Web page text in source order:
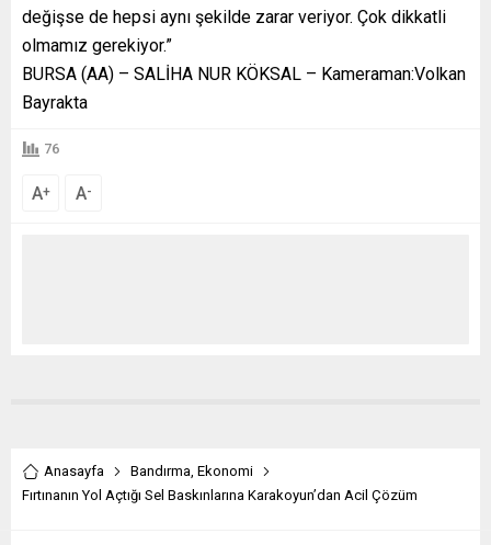
değişse de hepsi aynı şekilde zarar veriyor. Çok dikkatli
olmamız gerekiyor.”
BURSA (AA) – SALİHA NUR KÖKSAL – Kameraman:Volkan
Bayrakta
76
A+ A-
Anasayfa Bandırma Ekonomi
Fırtınanın Yol Açtığı Sel Baskınlarına Karakoyun’dan Acil Çözüm